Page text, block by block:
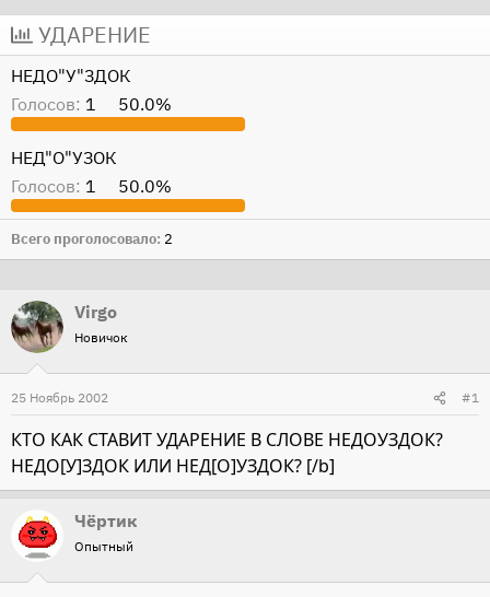
т
о
р
т
е
м
ы
т
а
н
а
ч
а
л
а
УДАРЕНИЕ
НЕДО"У"ЗДОК
Голосов: 1 50.0%
НЕД"О"УЗОК
Голосов: 1 50.0%
Всего проголосовало 2
Virgo
Новичок
25 Ноябрь 2002 #1
КТО КАК СТАВИТ УДАРЕНИЕ В СЛОВЕ НЕДОУЗДОК?
НЕДО[У]ЗДОК ИЛИ НЕД[О]УЗДОК? [/b]
Чёртик
Опытный